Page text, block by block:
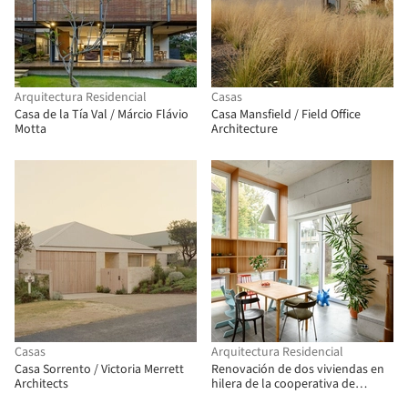
Arquitectura Residencial
Casa de la Tía Val / Márcio Flávio
Motta
Casas
Casa Mansfield / Field Office
Architecture
Casas
Casa Sorrento / Victoria Merrett
Architects
Arquitectura Residencial
Renovación de dos viviendas en
hilera de la cooperativa de